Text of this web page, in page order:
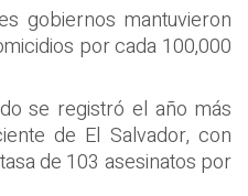
gobiernos mantuvieron
por cada 100,000
se registró el año más
de El Salvador, con
de 103 asesinatos por